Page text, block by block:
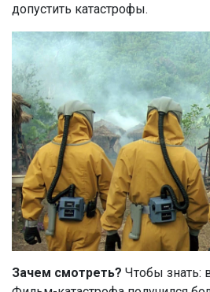
допустить катастрофы.
Зачем смотреть? Чтобы знать: